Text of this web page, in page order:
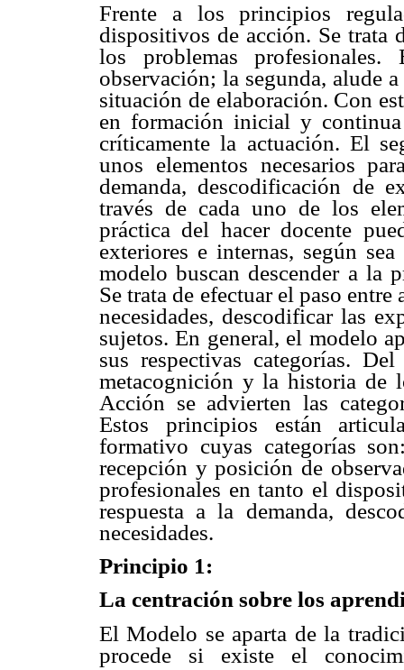
Frente a los principios
dispositivos de acción. Se
los problemas
observación; la segunda, alude
situación de elaboración. Con
en formación inicial y
críticamente la actuación. El
unos elementos necesarios
demanda, descodificación de
través de cada uno de los
práctica del hacer docente
exteriores e internas, según
modelo buscan descender a la
Se trata de efectuar el paso
necesidades, descodificar las
sujetos. En general, el modelo
sus respectivas categorías.
metacognición y la historia de
Acción se advierten las
Estos principios están
formativo cuyas categorías
recepción y posición de
profesionales en tanto el
respuesta a la demanda,
necesidades.
Principio 1:
La centración sobre los
El Modelo se aparta de la
procede si existe el